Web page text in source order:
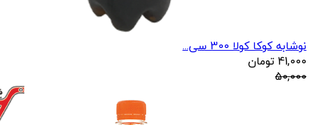
نوشابه کوکا کولا 300 سی...
41,000 تومان
50,000